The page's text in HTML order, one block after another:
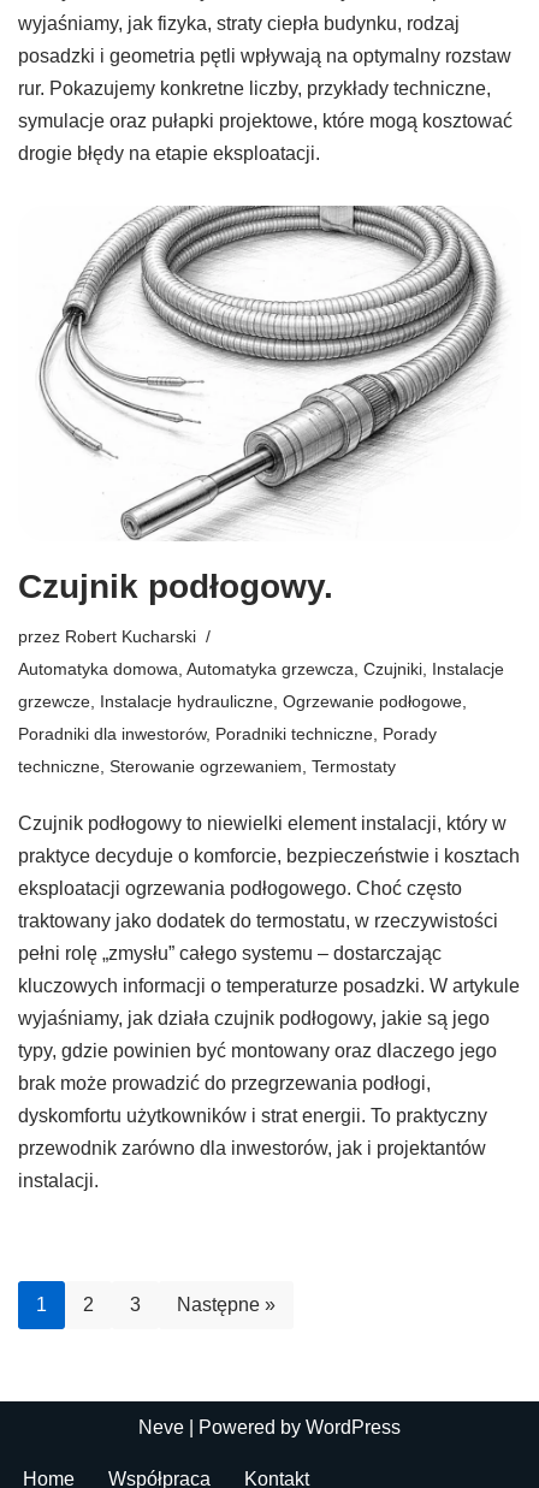
wyjaśniamy, jak fizyka, straty ciepła budynku, rodzaj
posadzki i geometria pętli wpływają na optymalny rozstaw
rur. Pokazujemy konkretne liczby, przykłady techniczne,
symulacje oraz pułapki projektowe, które mogą kosztować
drogie błędy na etapie eksploatacji.
Czujnik podłogowy.
przez Robert Kucharski
Automatyka domowa Automatyka grzewcza Czujniki Instalacje
grzewcze Instalacje hydrauliczne Ogrzewanie podłogowe
Poradniki dla inwestorów, Poradniki techniczne Porady
techniczne Sterowanie ogrzewaniem Termostaty
Czujnik podłogowy to niewielki element instalacji, który w
praktyce decyduje o komforcie, bezpieczeństwie i kosztach
eksploatacji ogrzewania podłogowego. Choć często
traktowany jako dodatek do termostatu, w rzeczywistości
pełni rolę „zmysłu” całego systemu – dostarczając
kluczowych informacji o temperaturze posadzki. W artykule
wyjaśniamy, jak działa czujnik podłogowy, jakie są jego
typy, gdzie powinien być montowany oraz dlaczego jego
brak może prowadzić do przegrzewania podłogi,
dyskomfortu użytkowników i strat energii. To praktyczny
przewodnik zarówno dla inwestorów, jak i projektantów
instalacji.
1 2 3 Następne »
Neve | Powered by WordPress
Home Współpraca Kontakt